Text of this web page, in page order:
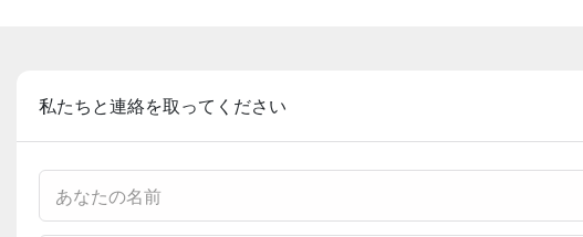
私たちと連絡を取ってください
あなたの名前